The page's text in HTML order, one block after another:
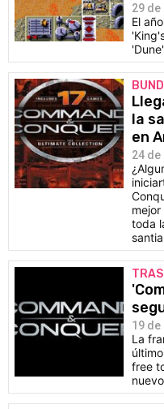
29 de
El
la
en
24 de
toda
19 de
La
free